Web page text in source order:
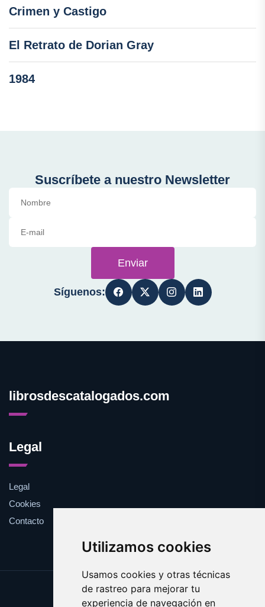
Utilizamos cookies
Usamos cookies y otras técnicas
de rastreo para mejorar tu
experiencia de navegación en
Crimen y Castigo
El Retrato de Dorian Gray
1984
Suscríbete a nuestro Newsletter
Enviar
Síguenos:
librosdescatalogados.com
Legal
Legal
Cookies
Contacto
Update cookies preferences